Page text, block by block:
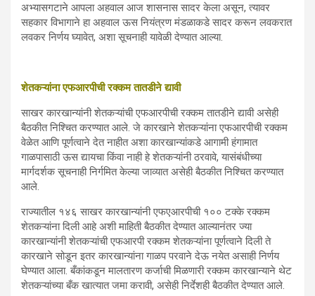
अभ्यासगटाने आपला अहवाल आज शासनास सादर केला असून, त्यावर
सहकार विभागाने हा अहवाल ऊस नियंत्रण मंडळाकडे सादर करून लवकरात
लवकर निर्णय घ्यावेत, अशा सूचनाही यावेळी देण्यात आल्या.
शेतकऱ्यांना एफआरपीची रक्कम तातडीने द्यावी
साखर कारखान्यांनी शेतकऱ्यांची एफआरपीची रक्कम तातडीने द्यावी असेही
बैठकीत निश्चित करण्यात आले. जे कारखाने शेतकऱ्यांना एफआरपीची रक्कम
वेळेत आणि पूर्णत्वाने देत नाहीत अशा कारखान्यांकडे आगामी हंगामात
गाळपासाठी ऊस द्यायचा किंवा नाही हे शेतकऱ्यांनी ठरवावे, यासंबंधीच्या
मार्गदर्शक सूचनाही निर्गमित केल्या जाव्यात असेही बैठकीत निश्चित करण्यात
आले.
राज्यातील १४६ साखर कारखान्यांनी एफएआरपीची १०० टक्के रक्कम
शेतकऱ्यांना दिली आहे अशी माहिती बैठकीत देण्यात आल्यानंतर ज्या
कारखान्यांनी शेतकऱ्यांची एफआरपी रक्कम शेतकऱ्यांना पूर्णत्वाने दिली ते
कारखाने सोडून इतर कारखान्यांना गाळप परवाने देऊ नयेत असाही निर्णय
घेण्यात आला. बँकांकडून मालतारण कर्जाची मिळणारी रक्कम कारखान्याने थेट
शेतकऱ्यांच्या बँक खात्यात जमा करावी, असेही निर्देशही बैठकीत देण्यात आले.